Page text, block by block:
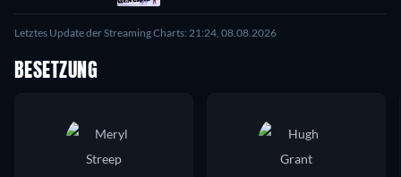
Letztes Update der Streaming Charts: 21:24, 08.08.2026
BESETZUNG